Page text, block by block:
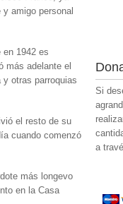
amigo personal
1942 es
más adelante el
otras parroquias
el resto de su
cuando comenzó
más longevo
en la Casa
Si
a